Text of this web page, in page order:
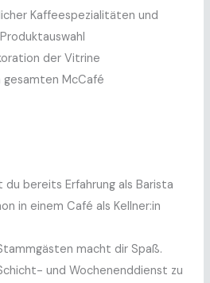
Kaffeespezialitäten und
der Vitrine
gesamten McCafé
du bereits Erfahrung als Barista
in einem Café als Kellner:in
macht dir Spaß.
und Wochenenddienst zu